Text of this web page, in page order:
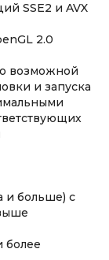
SSE2 и AVX
2.0
возможной
и запуска
и больше) с
более